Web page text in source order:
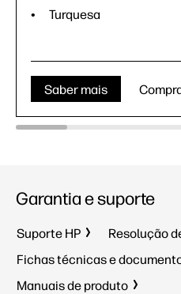
Turquesa
Saber mais
Garantia e suporte
Suporte HP
Resolução
Fichas técnicas e
Manuais de produto